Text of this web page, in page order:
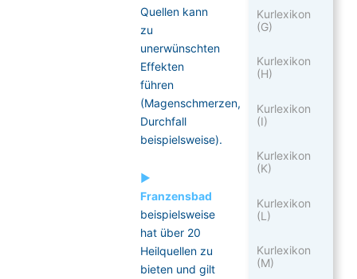
Quellen kann
zu
unerwünschten
Effekten
führen
(Magenschmerzen,
Durchfall
beispielsweise).
►
Franzensbad
beispielsweise
hat über 20
Heilquellen zu
bieten und gilt
Kurlexikon
(G)
Kurlexikon
(H)
Kurlexikon
(I)
Kurlexikon
(K)
Kurlexikon
(L)
Kurlexikon
(M)